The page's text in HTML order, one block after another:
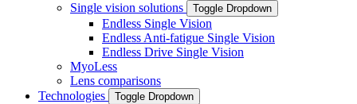
Single vision solutions
Toggle Dropdown
Endless Single Vision
Endless Anti-fatigue Single Vision
Endless Drive Single Vision
MyoLess
Lens comparisons
Technologies
Toggle Dropdown